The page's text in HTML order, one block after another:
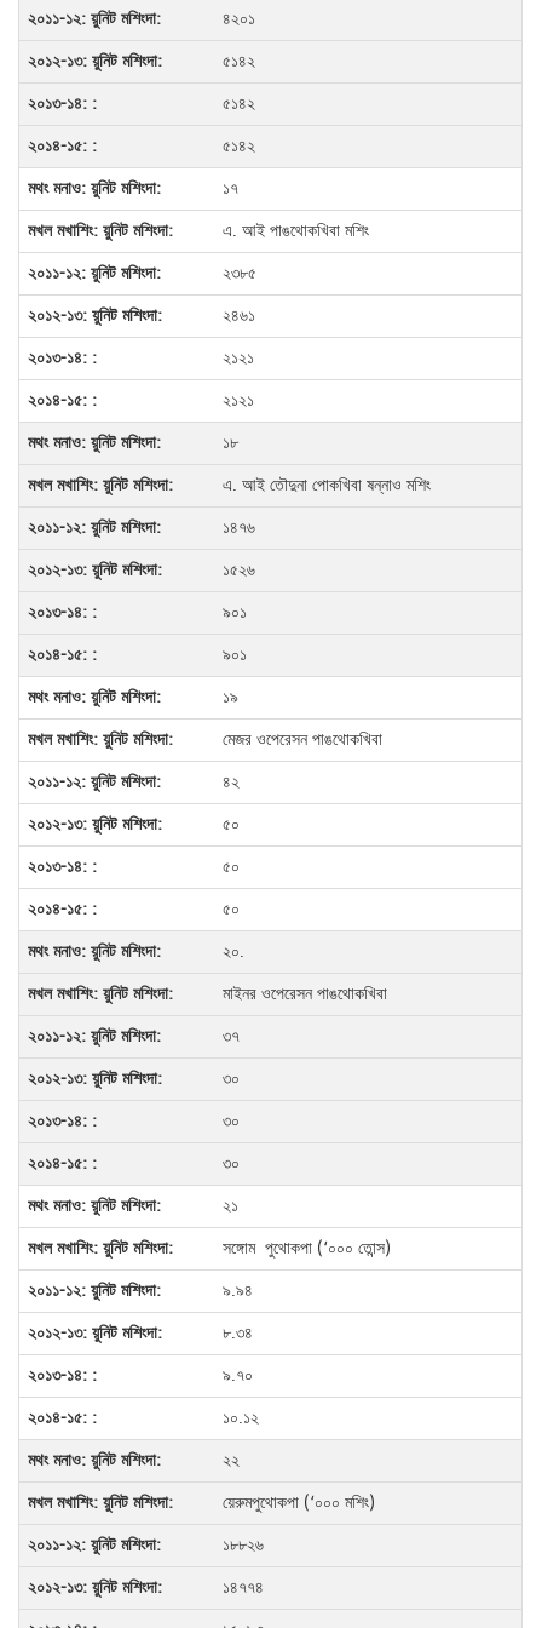
৪২০১
৫১৪২
৫১৪২
৫১৪২
১৭
এ. আই পাঙথোকখিবা মশিং
২৩৮৫
২৪৬১
২১২১
২১২১
১৮
এ. আই তৌদুনা পোকখিবা ষন্নাও মশিং
১৪৭৬
১৫২৬
৯০১
৯০১
১৯
মেজর ওপেরেসন পাঙথোকখিবা
৪২
৫০
৫০
৫০
২০.
মাইনর ওপেরেসন পাঙথোকখিবা
৩৭
৩০
৩০
৩০
২১
সঙ্গোম পুথোকপা (‘০০০ তোন্স)
৯.৯৪
৮.৩৪
৯.৭০
১০.১২
২২
য়েরুমপুথোকপা (‘০০০ মশিং)
১৮৮২৬
১৪৭৭৪